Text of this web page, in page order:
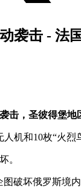
袭击 - 法
，圣彼得堡
机和10枚“火
。
破坏俄罗斯境